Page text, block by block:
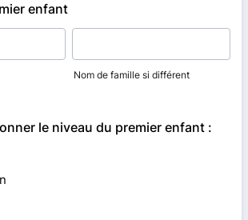
enfant
Nom de famille si différent
le niveau du premier enfant :